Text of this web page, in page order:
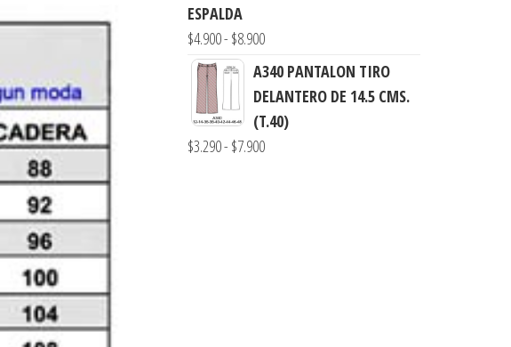
$3.290
$7.900
ESPALDA
$4.900- $8.900Rango
de
precios:
desde
$4.900
A340 PANTALON TIRO
DELANTERO DE 14.5 CMS.
(T.40)
$3.290- $7.900Rango